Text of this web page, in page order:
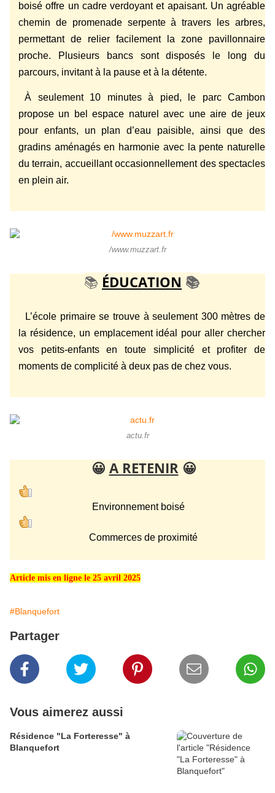
boisé offre un cadre verdoyant et apaisant. Un agréable
chemin de promenade serpente à travers les arbres,
permettant de relier facilement la zone pavillonnaire
proche. Plusieurs bancs sont disposés le long du
parcours, invitant à la pause et à la détente.
À seulement 10 minutes à pied, le parc Cambon
propose un bel espace naturel avec une aire de jeux
pour enfants, un plan d’eau paisible, ainsi que des
gradins aménagés en harmonie avec la pente naturelle
du terrain, accueillant occasionnellement des spectacles
en plein air.
/www.muzzart.fr
📚 ÉDUCATION 📚
L’école primaire se trouve à seulement 300 mètres de
la résidence, un emplacement idéal pour aller chercher
vos petits-enfants en toute simplicité et profiter de
moments de complicité à deux pas de chez vous.
actu.fr
😀 A RETENIR 😀
Environnement boisé
Commerces de proximité
Article mis en ligne le 25 avril 2025
#Blanquefort
Partager
Vous aimerez aussi
Résidence "La Forteresse" à
Blanquefort